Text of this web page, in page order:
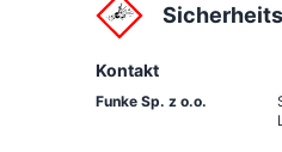
Kontakt
Funke Sp. z o.o.